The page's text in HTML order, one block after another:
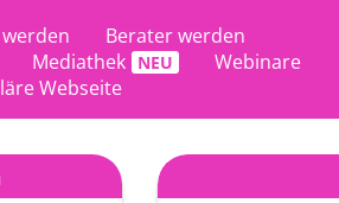
Berater werden
Mediathek
Webinare
Webseite